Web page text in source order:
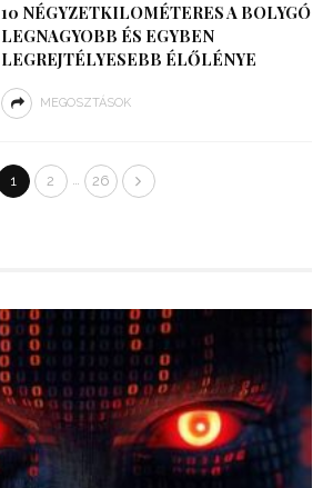
10 NÉGYZETKILOMÉTERES A BOLYGÓ
LEGNAGYOBB ÉS EGYBEN
LEGREJTÉLYESEBB ÉLŐLÉNYE
MEGOSZTÁSOK
1 2 … 26